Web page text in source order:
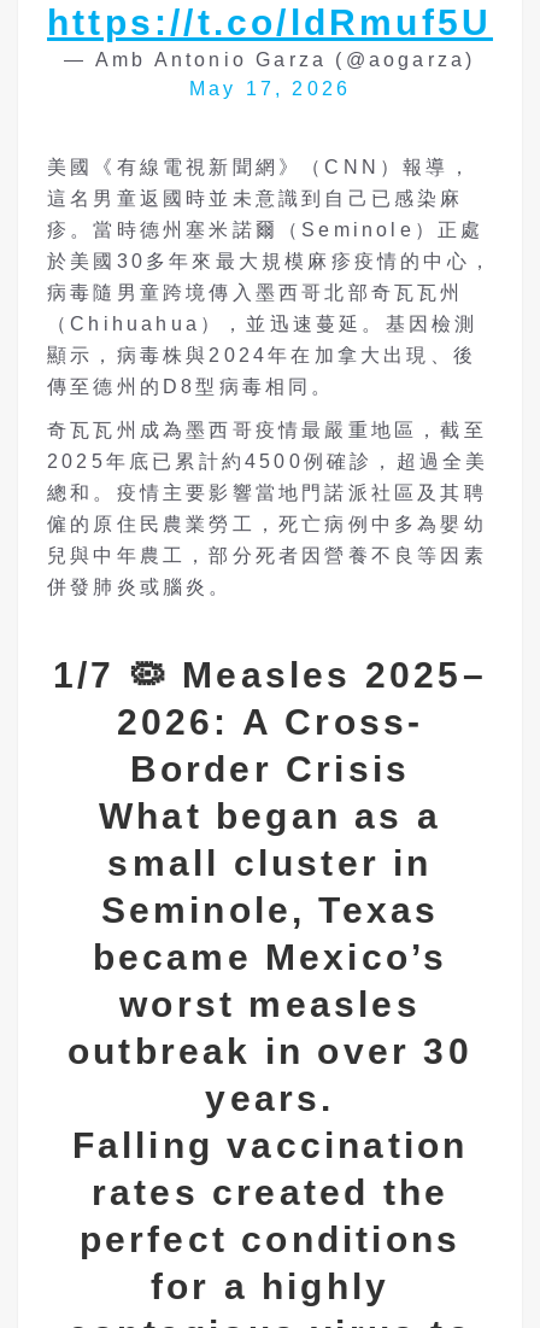
https://t.co/
— Amb Antonio Garza (@aogarza)
May 17, 2026
美國《有線電視新聞網》（CNN）報導，
這名男童返國時並未意識到自己已感染麻
疹。當時德州塞米諾爾（Seminole）正處
於美國30多年來最大規模麻疹疫情的中心，
病毒隨男童跨境傳入墨西哥北部奇瓦瓦州
（Chihuahua），並迅速蔓延。基因檢測
顯示，病毒株與2024年在加拿大出現、後
傳至德州的D8型病毒相同。
奇瓦瓦州成為墨西哥疫情最嚴重地區，截至
2025年底已累計約4500例確診，超過全美
總和。疫情主要影響當地門諾派社區及其聘
僱的原住民農業勞工，死亡病例中多為嬰幼
兒與中年農工，部分死者因營養不良等因素
併發肺炎或腦炎。
1/7 🦠 Measles 2025–
2026: A Cross-
Border Crisis
What began as a
small cluster in
Seminole, Texas
became Mexico’s
worst measles
outbreak in over 30
years.
Falling vaccination
rates created the
perfect conditions
for a highly